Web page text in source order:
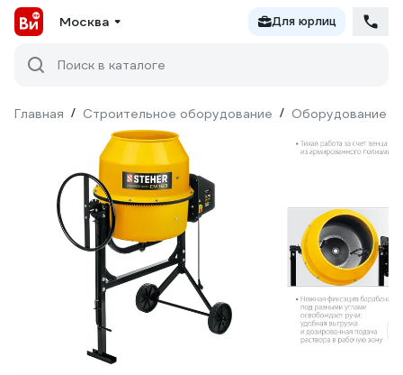
Москва Для юрлиц
Поиск в каталоге
Главная / Строительное оборудование / Оборудование